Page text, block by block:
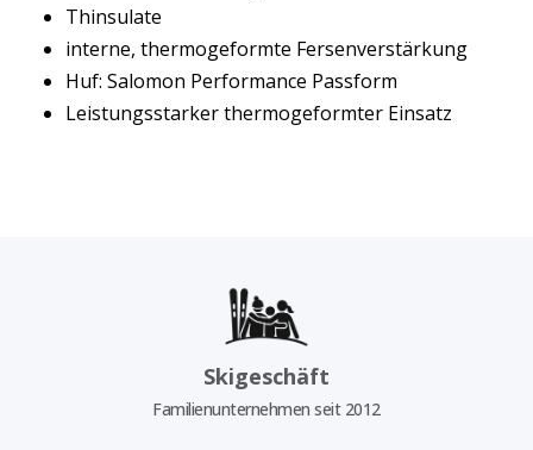
Thinsulate
interne, thermogeformte Fersenverstärkung
Huf: Salomon Performance Passform
Leistungsstarker thermogeformter Einsatz
Skigeschäft
Familienunternehmen seit 2012